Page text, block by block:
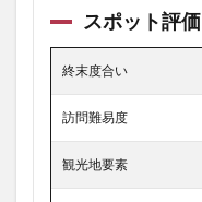
スポット評価
終末度合い
訪問難易度
観光地要素